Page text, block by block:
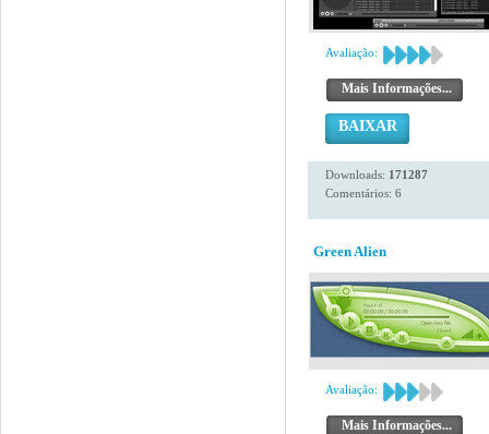
Avaliação:
Mais Informações...
BAIXAR
Downloads: 171287
Comentários: 6
Green Alien
Avaliação:
Mais Informações...